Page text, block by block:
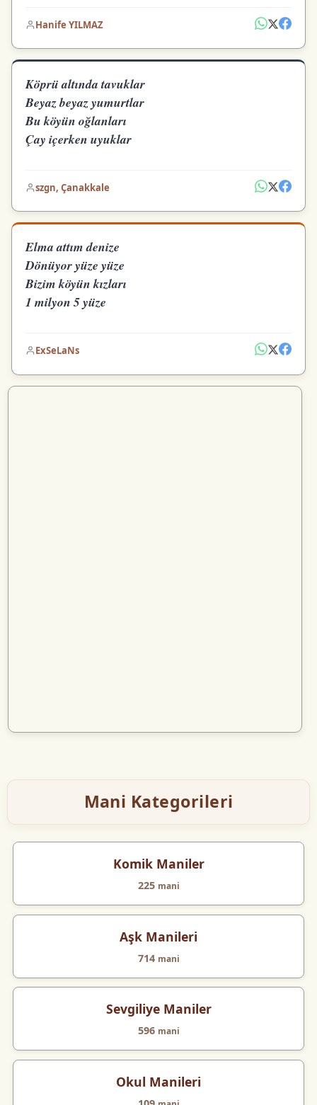
Hanife YILMAZ
Köprü altında tavuklar
Beyaz beyaz yumurtlar
Bu köyün oğlanları
Çay içerken uyuklar
szgn, Çanakkale
Elma attım denize
Dönüyor yüze yüze
Bizim köyün kızları
1 milyon 5 yüze
ExSeLaNs
Mani Kategorileri
Komik Maniler
225 mani
Aşk Manileri
714 mani
Sevgiliye Maniler
596 mani
Okul Manileri